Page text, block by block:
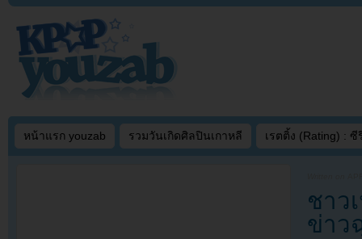
หน้าแรก youzab รวมวันเกิดศิลปินเกาหลี เรตติ้ง (Rating) : ซี
ชาว
ข่าว